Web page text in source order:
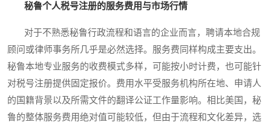
秘鲁个人税号注册的服务费用与市场行情
对于不熟悉秘鲁行政流程和语言的企业而言，聘请本地合规
顾问或律师事务所几乎是必然选择。服务费同样构成主要支出。
秘鲁本地专业服务的收费模式多样，可能按小时计费，也可能针
对税号注册提供固定报价。费用水平受服务机构所在地、申请人
的国籍背景以及所需文件的翻译公证工作量影响。相比美国，秘
鲁的整体服务费用绝对值可能较低，但由于流程和文化差异，选